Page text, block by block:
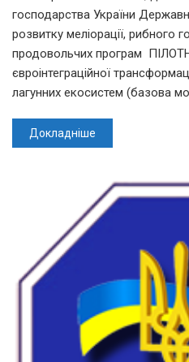
господарства України
розвитку меліорації, рибного
продовольчих програм
євроінтеграційної
лагунних екосистем (базова
Докладніше